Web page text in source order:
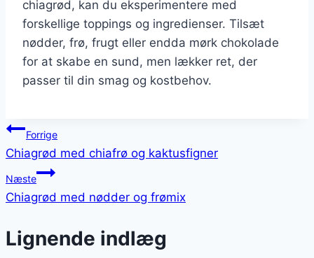
chiagrød, kan du eksperimentere med
forskellige toppings og ingredienser. Tilsæt
nødder, frø, frugt eller endda mørk chokolade
for at skabe en sund, men lækker ret, der
passer til din smag og kostbehov.
Indlægsnavigation
Forrige
Chiagrød med chiafrø og kaktusfigner
Næste
Chiagrød med nødder og frømix
Lignende indlæg